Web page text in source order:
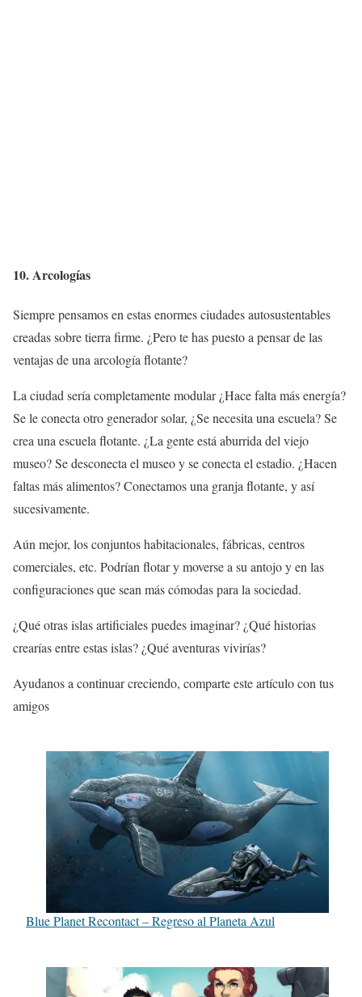
10. Arcologías
Siempre pensamos en estas enormes ciudades autosustentables
creadas sobre tierra firme. ¿Pero te has puesto a pensar de las
ventajas de una arcología flotante?
La ciudad sería completamente modular ¿Hace falta más energía?
Se le conecta otro generador solar, ¿Se necesita una escuela? Se
crea una escuela flotante. ¿La gente está aburrida del viejo
museo? Se desconecta el museo y se conecta el estadio. ¿Hacen
faltas más alimentos? Conectamos una granja flotante, y así
sucesivamente.
Aún mejor, los conjuntos habitacionales, fábricas, centros
comerciales, etc. Podrían flotar y moverse a su antojo y en las
configuraciones que sean más cómodas para la sociedad.
¿Qué otras islas artificiales puedes imaginar? ¿Qué historias
crearías entre estas islas? ¿Qué aventuras vivirías?
Ayudanos a continuar creciendo, comparte este artículo con tus
amigos
Blue Planet Recontact – Regreso al Planeta Azul